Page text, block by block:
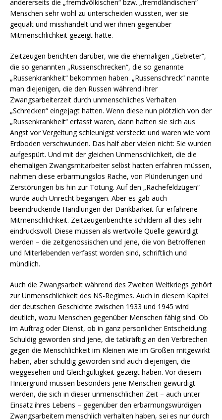
andererseits die „fremdvölkischen“ bzw. „fremdländischen“
Menschen sehr wohl zu unterscheiden wussten, wer sie
gequält und misshandelt und wer ihnen gegenüber
Mitmenschlichkeit gezeigt hatte.
Zeitzeugen berichten darüber, wie die ehemaligen „Gebieter“,
die so genannten „Russenschrecken“, die so genannte
„Russenkrankheit“ bekommen haben. „Russenschreck“ nannte
man diejenigen, die den Russen während ihrer
Zwangsarbeiterzeit durch unmenschliches Verhalten
„Schrecken“ eingejagt hatten. Wenn diese nun plötzlich von der
„Russenkrankheit“ erfasst waren, dann hatten sie sich aus
Angst vor Vergeltung schleunigst versteckt und waren wie vom
Erdboden verschwunden. Das half aber vielen nicht: Sie wurden
aufgespürt. Und mit der gleichen Unmenschlichkeit, die die
ehemaligen Zwangsmitarbeiter selbst hatten erfahren müssen,
nahmen diese erbarmungslos Rache, von Plünderungen und
Zerstörungen bis hin zur Tötung. Auf den „Rachefeldzügen“
wurde auch Unrecht begangen. Aber es gab auch
beeindruckende Handlungen der Dankbarkeit für erfahrene
Mitmenschlichkeit. Zeitzeugenberichte schildern all dies sehr
eindrucksvoll. Diese müssen als wertvolle Quelle gewürdigt
werden – die zeitgenössischen und jene, die von Betroffenen
und Miterlebenden verfasst worden sind, schriftlich und
mündlich.
Auch die Zwangsarbeit während des Zweiten Weltkriegs gehört
zur Unmenschlichkeit des NS-Regimes. Auch in diesem Kapitel
der deutschen Geschichte zwischen 1933 und 1945 wird
deutlich, wozu Menschen gegenüber Menschen fähig sind. Ob
im Auftrag oder Dienst, ob in ganz persönlicher Entscheidung:
Schuldig geworden sind jene, die tatkräftig an den Verbrechen
gegen die Menschlichkeit im Kleinen wie im Großen mitgewirkt
haben, aber schuldig geworden sind auch diejenigen, die
weggesehen und Gleichgültigkeit gezeigt haben. Vor diesem
Hintergrund müssen besonders jene Menschen gewürdigt
werden, die sich in dieser unmenschlichen Zeit – auch unter
Einsatz ihres Lebens – gegenüber den erbarmungswürdigen
Zwangsarbeitern menschlich verhalten haben, sei es nur durch